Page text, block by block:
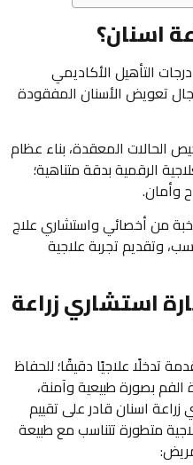
اسنان​؟
التأهيل الأكاديمي
تعويض الأسنان المفقودة
الحالات المعقدة، بناء عظام
الرقمية بدقة متناهية؛
وأمان.
من أخصائي واستشاري علاج
وتقديم تجربة علاجية
استشاري زراعة
تدخلًا علاجيًا دقيقًا؛ للحفاظ
بصورة طبيعية وآمنة،
اسنان​ قادر على تقييم
متطورة تتناسب مع طبيعة